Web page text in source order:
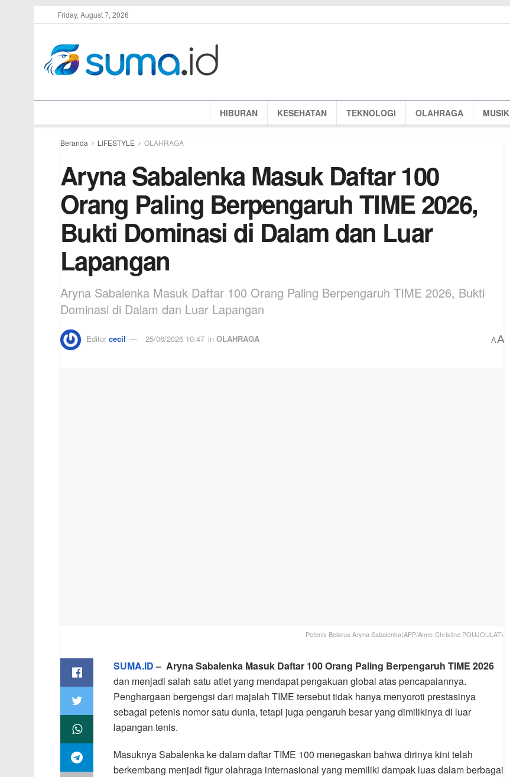
Friday, August 7, 2026
HIBURAN KESEHATAN TEKNOLOGI OLAHRAGA MUSIK
Beranda LIFESTYLE OLAHRAGA
Aryna Sabalenka Masuk Daftar 100
Orang Paling Berpengaruh TIME 2026,
Bukti Dominasi di Dalam dan Luar
Lapangan
Aryna Sabalenka Masuk Daftar 100 Orang Paling Berpengaruh TIME 2026, Bukti
Dominasi di Dalam dan Luar Lapangan
Editor cecil 25/06/2026 10:47 in OLAHRAGA AA
Petenis Belarus Aryna Sabalenka(AFP/Anne-Christine POUJOULAT)
SUMA.ID– Aryna Sabalenka Masuk Daftar 100 Orang Paling Berpengaruh TIME 2026
dan menjadi salah satu atlet yang mendapat pengakuan global atas pencapaiannya.
Penghargaan bergengsi dari majalah TIME tersebut tidak hanya menyoroti prestasinya
sebagai petenis nomor satu dunia, tetapi juga pengaruh besar yang dimilikinya di luar
lapangan tenis.
Masuknya Sabalenka ke dalam daftar TIME 100 menegaskan bahwa dirinya kini telah
berkembang menjadi figur olahraga internasional yang memiliki dampak luas dalam berbagai